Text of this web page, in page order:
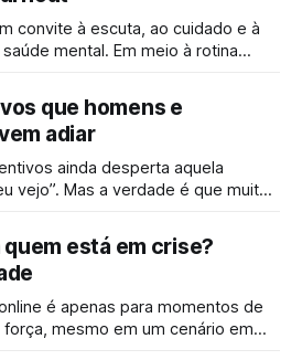
convite à escuta, ao cuidado e à
mental. Em meio à rotina
esgotamento sem perceber que
surge justamente para
que homens e
adiar
ainda desperta aquela
vejo”. Mas a verdade é que muitas
isso que o check-up e o
ganham cada vez mais
antes dos sintomas
quem está em crise?
é apenas para momentos de
mesmo em um cenário em